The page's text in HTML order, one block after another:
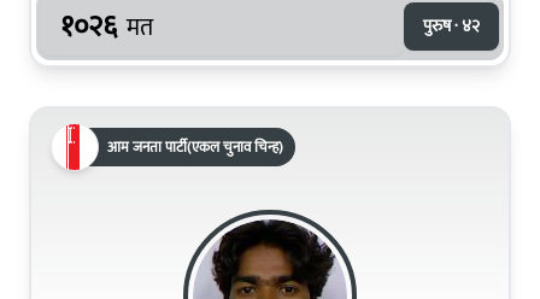
१०२६ मत पुरुष · ४२
आम जनता पार्टी(एकल चुनाव चिन्ह)